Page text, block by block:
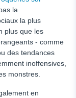
la
la plus
plus que les
- comme
des tendances
inoffensives,
monstres.
en